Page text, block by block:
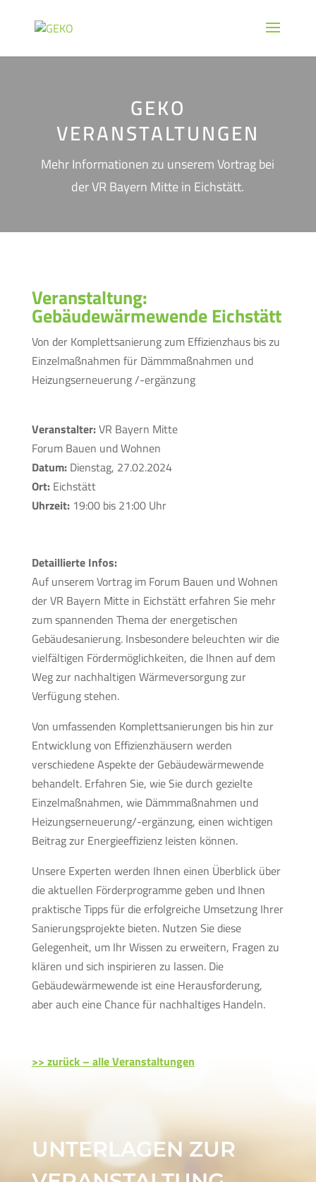
GEKO
VERANSTALTUNGEN
Mehr Informationen zu unserem Vortrag bei
der VR Bayern Mitte in Eichstätt.
Veranstaltung:
Gebäudewärmewende Eichstätt
Von der Komplettsanierung zum Effizienzhaus bis zu
Einzelmaßnahmen für Dämmmaßnahmen und
Heizungserneuerung /-ergänzung
Veranstalter:VR Bayern Mitte
Forum Bauen und Wohnen
Datum:Dienstag, 27.02.2024
Ort:Eichstätt
Uhrzeit:19:00 bis 21:00 Uhr
Detaillierte Infos:
Auf unserem Vortrag im Forum Bauen und Wohnen
der VR Bayern Mitte in Eichstätt erfahren Sie mehr
zum spannenden Thema der energetischen
Gebäudesanierung. Insbesondere beleuchten wir die
vielfältigen Fördermöglichkeiten, die Ihnen auf dem
Weg zur nachhaltigen Wärmeversorgung zur
Verfügung stehen.
Von umfassenden Komplettsanierungen bis hin zur
Entwicklung von Effizienzhäusern werden
verschiedene Aspekte der Gebäudewärmewende
behandelt. Erfahren Sie, wie Sie durch gezielte
Einzelmaßnahmen, wie Dämmmaßnahmen und
Heizungserneuerung/-ergänzung, einen wichtigen
Beitrag zur Energieeffizienz leisten können.
Unsere Experten werden Ihnen einen Überblick über
die aktuellen Förderprogramme geben und Ihnen
praktische Tipps für die erfolgreiche Umsetzung Ihrer
Sanierungsprojekte bieten. Nutzen Sie diese
Gelegenheit, um Ihr Wissen zu erweitern, Fragen zu
klären und sich inspirieren zu lassen. Die
Gebäudewärmewende ist eine Herausforderung,
aber auch eine Chance für nachhaltiges Handeln.
>> zurück – alle Veranstaltungen
UNTERLAGEN ZUR